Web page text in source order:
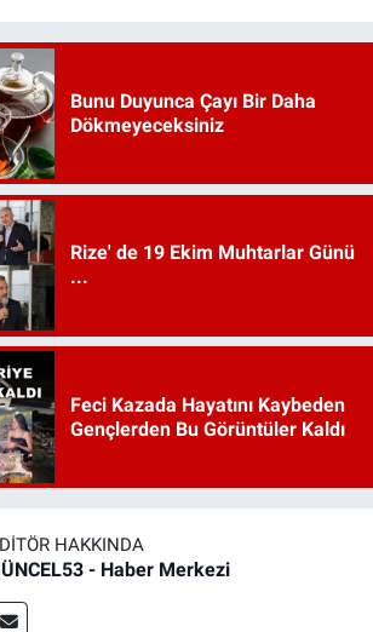
Bunu Duyunca Çayı Bir Daha
Dökmeyeceksiniz
Rize' de 19 Ekim Muhtarlar Günü
...
Feci Kazada Hayatını Kaybeden
Gençlerden Bu Görüntüler Kaldı
HAKKINDA
- Haber Merkezi